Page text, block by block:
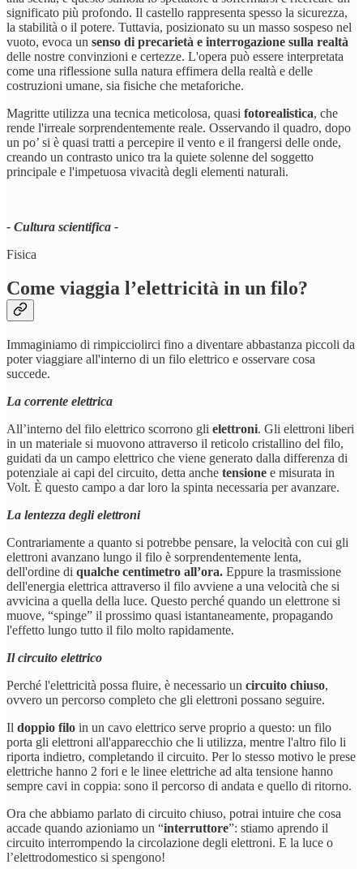
significato più profondo. Il castello rappresenta spesso la sicurezza,
la stabilità o il potere. Tuttavia, posizionato su un masso sospeso nel
vuoto, evoca un senso di precarietà e interrogazione sulla realtà
delle nostre convinzioni e certezze. L'opera può essere interpretata
come una riflessione sulla natura effimera della realtà e delle
costruzioni umane, sia fisiche che metaforiche.
Magritte utilizza una tecnica meticolosa, quasi fotorealistica, che
rende l'irreale sorprendentemente reale. Osservando il quadro, dopo
un po’ si è quasi tratti a percepire il vento e il frangersi delle onde,
creando un contrasto unico tra la quiete solenne del soggetto
principale e l'impetuosa vivacità degli elementi naturali.
- Cultura scientifica -
Fisica
Come viaggia l’elettricità in un filo?
Immaginiamo di rimpicciolirci fino a diventare abbastanza piccoli da
poter viaggiare all'interno di un filo elettrico e osservare cosa
succede.
La corrente elettrica
All’interno del filo elettrico scorrono gli elettroni. Gli elettroni liberi
in un materiale si muovono attraverso il reticolo cristallino del filo,
guidati da un campo elettrico che viene generato dalla differenza di
potenziale ai capi del circuito, detta anche tensione e misurata in
Volt. È questo campo a dar loro la spinta necessaria per avanzare.
La lentezza degli elettroni
Contrariamente a quanto si potrebbe pensare, la velocità con cui gli
elettroni avanzano lungo il filo è sorprendentemente lenta,
dell'ordine di qualche centimetro all’ora. Eppure la trasmissione
dell'energia elettrica attraverso il filo avviene a una velocità che si
avvicina a quella della luce. Questo perché quando un elettrone si
muove, “spinge” il prossimo quasi istantaneamente, propagando
l'effetto lungo tutto il filo molto rapidamente.
Il circuito elettrico
Perché l'elettricità possa fluire, è necessario un circuito chiuso,
ovvero un percorso completo che gli elettroni possano seguire.
Il doppio filo in un cavo elettrico serve proprio a questo: un filo
porta gli elettroni all'apparecchio che li utilizza, mentre l'altro filo li
riporta indietro, completando il circuito. Per lo stesso motivo le prese
elettriche hanno 2 fori e le linee elettriche ad alta tensione hanno
sempre cavi in coppia: sono il percorso di andata e quello di ritorno.
Ora che abbiamo parlato di circuito chiuso, potrai intuire che cosa
accade quando azioniamo un “interruttore”: stiamo aprendo il
circuito interrompendo la circolazione degli elettroni. E la luce o
l’elettrodomestico si spengono!